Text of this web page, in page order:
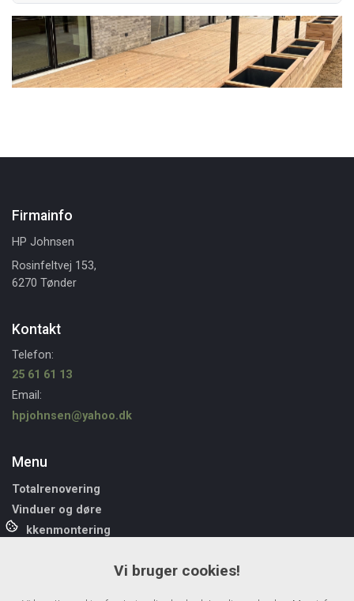
Firmainfo
HP Johnsen
Rosinfeltvej 153,
6270 Tønder
Kontakt
Telefon:
25 61 61 13
Email:
hpjohnsen@yahoo.dk
Menu
Totalrenovering
Vinduer og døre
Køkkenmontering
Vi bruger cookies!